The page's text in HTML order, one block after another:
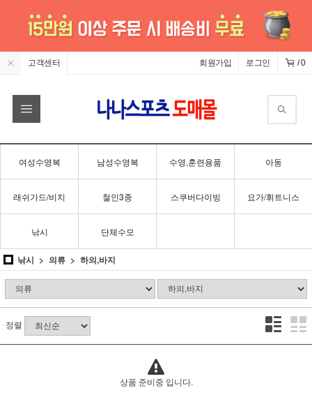
고객센터 /0
로그인
회원가입
여성수영복 남성수영복 수영,훈련용품 아동
래쉬가드/비치 철인3종 스쿠버다이빙 요가/휘트니스
낚시 단체수모
낚시 의류 하의,바지
정렬
상품 준비중 입니다.